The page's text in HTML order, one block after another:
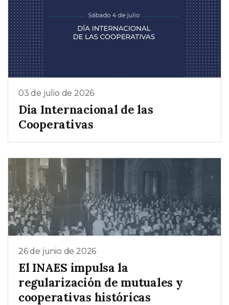
03 de julio de 2026
Dia Internacional de las
Cooperativas
26 de junio de 2026
El INAES impulsa la
regularización de mutuales y
cooperativas históricas